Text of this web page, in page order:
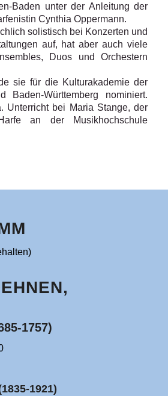
Baden unter der Anleitung der
Cynthia Oppermann.
solistisch bei Konzerten und
auf, hat aber auch viele
Duos und Orchestern
sie für die Kulturakademie der
Baden-Württemberg nominiert.
Unterricht bei Maria Stange, der
an der Musikhochschule
1757)
1921)